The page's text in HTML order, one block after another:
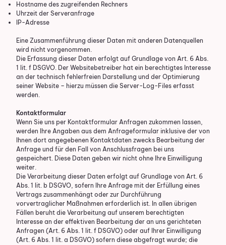
Hostname des zugreifenden Rechners
Uhrzeit der Serveranfrage
IP-Adresse
Eine Zusammenführung dieser Daten mit anderen Datenquellen
wird nicht vorgenommen.
Die Erfassung dieser Daten erfolgt auf Grundlage von Art. 6 Abs.
1 lit. f DSGVO. Der Websitebetreiber hat ein berechtigtes Interesse
an der technisch fehlerfreien Darstellung und der Optimierung
seiner Website – hierzu müssen die Server-Log-Files erfasst
werden.
Kontaktformular
Wenn Sie uns per Kontaktformular Anfragen zukommen lassen,
werden Ihre Angaben aus dem Anfrageformular inklusive der von
Ihnen dort angegebenen Kontaktdaten zwecks Bearbeitung der
Anfrage und für den Fall von Anschlussfragen bei uns
gespeichert. Diese Daten geben wir nicht ohne Ihre Einwilligung
weiter.
Die Verarbeitung dieser Daten erfolgt auf Grundlage von Art. 6
Abs. 1 lit. b DSGVO, sofern Ihre Anfrage mit der Erfüllung eines
Vertrags zusammenhängt oder zur Durchführung
vorvertraglicher Maßnahmen erforderlich ist. In allen übrigen
Fällen beruht die Verarbeitung auf unserem berechtigten
Interesse an der effektiven Bearbeitung der an uns gerichteten
Anfragen (Art. 6 Abs. 1 lit. f DSGVO) oder auf Ihrer Einwilligung
(Art. 6 Abs. 1 lit. a DSGVO) sofern diese abgefragt wurde; die